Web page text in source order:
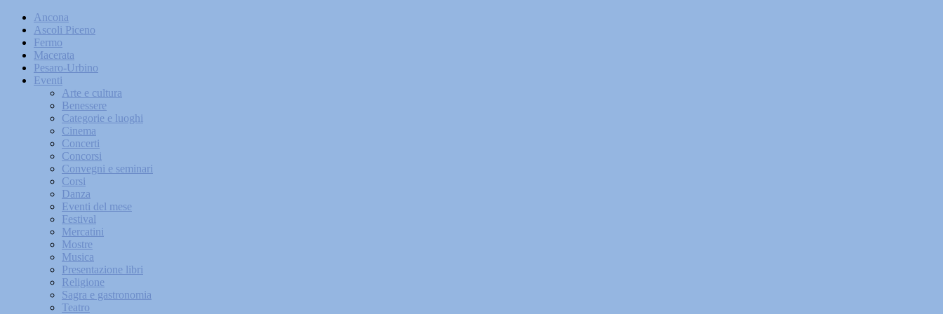
Ancona
Ascoli Piceno
Fermo
Macerata
Pesaro-Urbino
Eventi
Arte e cultura
Benessere
Categorie e luoghi
Cinema
Concerti
Concorsi
Convegni e seminari
Corsi
Danza
Eventi del mese
Festival
Mercatini
Mostre
Musica
Presentazione libri
Religione
Sagra e gastronomia
Teatro